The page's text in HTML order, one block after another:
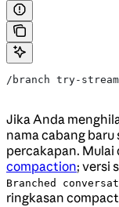
/branch try-
Jika Anda
nama cabang
percakapan. Mulai
compaction; versi
Branched
ringkasan